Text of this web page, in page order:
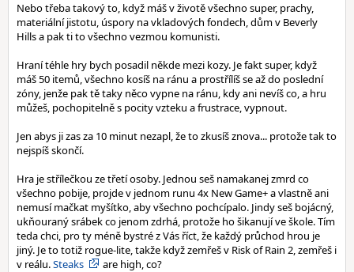
Nebo třeba takový to, když máš v životě všechno super, prachy,
materiální jistotu, úspory na vkladových fondech, dům v Beverly
Hills a pak ti to všechno vezmou komunisti.
Hraní téhle hry bych posadil někde mezi kozy. Je fakt super, když
máš 50 itemů, všechno kosíš na ránu a prostřílíš se až do poslední
zóny, jenže pak tě taky něco vypne na ránu, kdy ani nevíš co, a hru
můžeš, pochopitelně s pocity vzteku a frustrace, vypnout.
Jen abys ji zas za 10 minut nezapl, že to zkusíš znova... protože tak to
nejspíš skončí.
Hra je střílečkou ze třetí osoby. Jednou seš namakanej zmrd co
všechno pobije, projde v jednom runu 4x New Game+ a vlastně ani
nemusí mačkat myšítko, aby všechno pochcípalo. Jindy seš bojácný,
ukňouraný srábek co jenom zdrhá, protože ho šikanují ve škole. Tím
teda chci, pro ty méně bystré z Vás říct, že každý průchod hrou je
jiný. Je to totiž rogue-lite, takže když zemřeš v Risk of Rain 2, zemřeš i
v reálu.Steaks
are high, co?